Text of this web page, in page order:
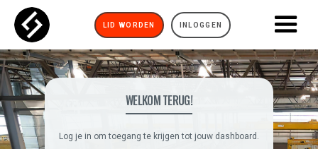
LID WORDEN INLOGGEN
WELKOM TERUG!
Log je in om toegang te krijgen tot jouw dashboard.